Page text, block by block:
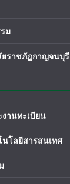
ม
ยราชภัฏกาญจนบุรี
านทะเบียน
นโลยีสารสนเทศ